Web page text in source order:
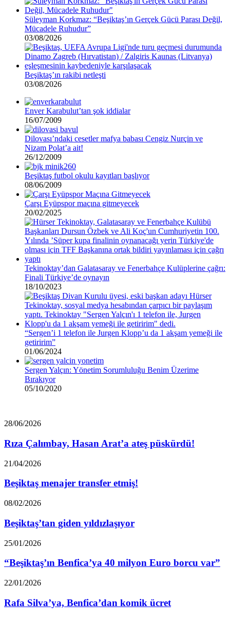
Süleyman Korkmaz: “Beşiktaş’ın Gerçek Gücü Parası Değil,
Mücadele Ruhudur”
03/08/2026
Beşiktaş’ın rakibi netleşti
03/08/2026
Enver Karabulut’tan şok iddialar
16/07/2009
Dilovası’ndaki cesetler mafya babası Cengiz Nurçin ve
Nizam Polat’a ait!
26/12/2009
Beşiktaş futbol okulu kayıtları başlıyor
08/06/2009
Çarşı Eyüpspor maçına gitmeyecek
20/02/2025
Tekinoktay’dan Galatasaray ve Fenerbahçe Kulüplerine çağrı:
Finali Türkiye’de oynayın
18/10/2023
“Sergen’i 1 telefon ile Jurgen Klopp’u da 1 akşam yemeği ile
getiririm”
01/06/2024
Sergen Yalçın: Yönetim Sorumluluğu Benim Üzerime
Bırakıyor
05/10/2020
Rıza
Hasan
Arat’a
ateş
püskürdü!
28/06/2026
Rıza Çalımbay, Hasan Arat’a ateş püskürdü!
Beşiktaş
transfer
etmiş!
21/04/2026
Beşiktaş menajer transfer etmiş!
Beşiktaş’tan
yıldızlaşıyor
08/02/2026
Beşiktaş’tan giden yıldızlaşıyor
“Beşiktaş’ın
40
milyon
Euro
var”
25/01/2026
“Beşiktaş’ın Benfica’ya 40 milyon Euro borcu var”
Rafa
Benfica’dan
komik
22/01/2026
Rafa Silva’ya, Benfica’dan komik ücret